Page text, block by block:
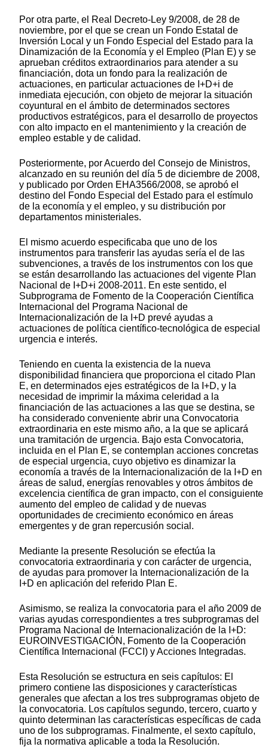
Por otra parte, el Real Decreto-Ley 9/2008, de 28 de
noviembre, por el que se crean un Fondo Estatal de
Inversión Local y un Fondo Especial del Estado para la
Dinamización de la Economía y el Empleo (Plan E) y se
aprueban créditos extraordinarios para atender a su
financiación, dota un fondo para la realización de
actuaciones, en particular actuaciones de I+D+i de
inmediata ejecución, con objeto de mejorar la situación
coyuntural en el ámbito de determinados sectores
productivos estratégicos, para el desarrollo de proyectos
con alto impacto en el mantenimiento y la creación de
empleo estable y de calidad.
Posteriormente, por Acuerdo del Consejo de Ministros,
alcanzado en su reunión del día 5 de diciembre de 2008,
y publicado por Orden EHA3566/2008, se aprobó el
destino del Fondo Especial del Estado para el estímulo
de la economía y el empleo, y su distribución por
departamentos ministeriales.
El mismo acuerdo especificaba que uno de los
instrumentos para transferir las ayudas sería el de las
subvenciones, a través de los instrumentos con los que
se están desarrollando las actuaciones del vigente Plan
Nacional de I+D+i 2008-2011. En este sentido, el
Subprograma de Fomento de la Cooperación Científica
Internacional del Programa Nacional de
Internacionalización de la I+D prevé ayudas a
actuaciones de política científico-tecnológica de especial
urgencia e interés.
Teniendo en cuenta la existencia de la nueva
disponibilidad financiera que proporciona el citado Plan
E, en determinados ejes estratégicos de la I+D, y la
necesidad de imprimir la máxima celeridad a la
financiación de las actuaciones a las que se destina, se
ha considerado conveniente abrir una Convocatoria
extraordinaria en este mismo año, a la que se aplicará
una tramitación de urgencia. Bajo esta Convocatoria,
incluida en el Plan E, se contemplan acciones concretas
de especial urgencia, cuyo objetivo es dinamizar la
economía a través de la Internacionalización de la I+D en
áreas de salud, energías renovables y otros ámbitos de
excelencia científica de gran impacto, con el consiguiente
aumento del empleo de calidad y de nuevas
oportunidades de crecimiento económico en áreas
emergentes y de gran repercusión social.
Mediante la presente Resolución se efectúa la
convocatoria extraordinaria y con carácter de urgencia,
de ayudas para promover la Internacionalización de la
I+D en aplicación del referido Plan E.
Asimismo, se realiza la convocatoria para el año 2009 de
varias ayudas correspondientes a tres subprogramas del
Programa Nacional de Internacionalización de la I+D:
EUROINVESTIGACIÓN, Fomento de la Cooperación
Científica Internacional (FCCI) y Acciones Integradas.
Esta Resolución se estructura en seis capítulos: El
primero contiene las disposiciones y características
generales que afectan a los tres subprogramas objeto de
la convocatoria. Los capítulos segundo, tercero, cuarto y
quinto determinan las características específicas de cada
uno de los subprogramas. Finalmente, el sexto capítulo,
fija la normativa aplicable a toda la Resolución.